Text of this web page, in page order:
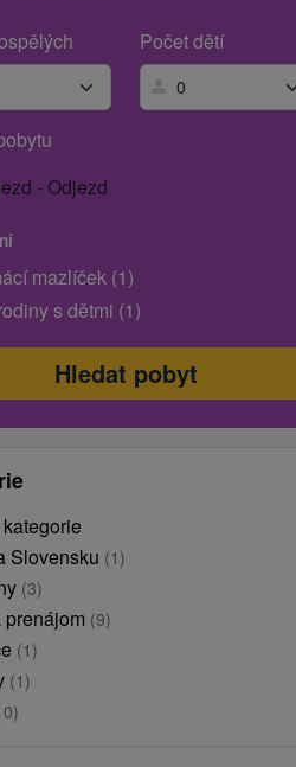
Počet dětí
- Odjezd
mazlíček (1)
s dětmi (1)
Slovensku (1)
(3)
prenájom (9)
(1)
(1)